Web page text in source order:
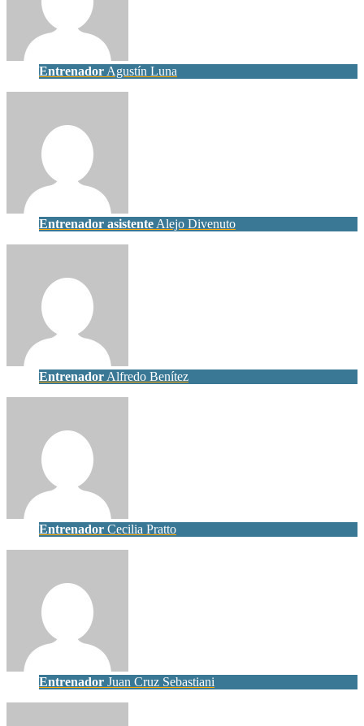
Entrenador Agustín Luna
Entrenador asistente Alejo Divenuto
Entrenador Alfredo Benítez
Entrenador Cecilia Pratto
Entrenador Juan Cruz Sebastiani